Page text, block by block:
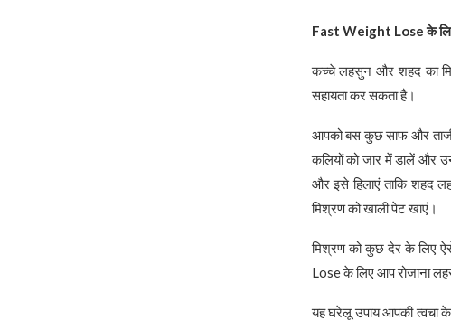
Fast Weight Loseके
कच्चे लहसुन और शहद का
सहायता कर सकता है।
आपको बस कुछ साफ और
कलियों को जार में डालें और
और इसे हिलाएं ताकि शहद
मिश्रण को खाली पेट खाएं।
मिश्रण को कुछ देर के लिए
Lose के लिए आप रोजाना
यह घरेलू उपाय आपकी